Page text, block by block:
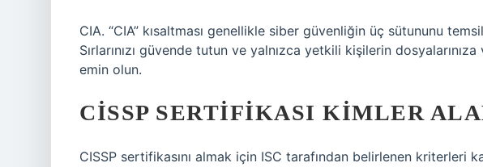
CIA. “CIA” kısaltması genellikle siber güvenliğin üç sütununu
Sırlarınızı güvende tutun ve yalnızca yetkili kişilerin
emin olun.
CISSP SERTIFIKASI KIMLER
CISSP sertifikasını almak için ISC tarafından belirlenen kriterleri